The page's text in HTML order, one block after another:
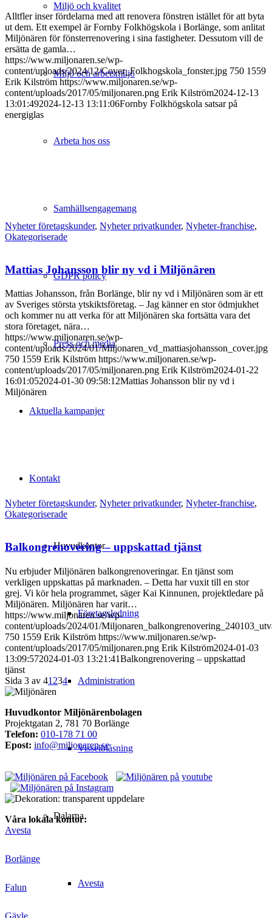
Miljö och kvalitet
Miljö och arbetsmiljö
Arbeta hos oss
Samhällsengagemang
GDPR policy
Press och media
Aktuella kampanjer
Kontakt
Huvudkontor
Företagsledning
Administration
Visselblåsning
Dalarna
Avesta
Alltfler inser fördelarna med att renovera fönstren istället för att byta
ut dem. Ett exempel är Fornby Folkhögskola i Borlänge, som anlitat
Miljönären för fönsterrenovering i sina fastigheter. Dessutom vill de
ersätta de gamla…
https://www.miljonaren.se/wp-
content/uploads/2024/12/Cover_Folkhogskola_fonster.jpg 750 1559
Erik Kilström https://www.miljonaren.se/wp-
content/uploads/2017/05/miljonaren.png Erik Kilström2024-12-13
13:01:492024-12-13 13:11:06Fornby Folkhögskola satsar på
energiglas
Nyheter företagskunder, Nyheter privatkunder, Nyheter-franchise,
Okategoriserade
Mattias Johansson blir ny vd i Miljönären
Mattias Johansson, från Borlänge, blir ny vd i Miljönären som är ett
av Sveriges största ytskiktsföretag. – Jag känner en stor ödmjukhet
och kommer nu att verka för att Miljönären ska fortsätta vara det
stora företaget, nära…
https://www.miljonaren.se/wp-
content/uploads/2024/01/Miljonaren_vd_mattiasjohansson_cover.jpg
750 1559 Erik Kilström https://www.miljonaren.se/wp-
content/uploads/2017/05/miljonaren.png Erik Kilström2024-01-22
16:01:052024-01-30 09:58:12Mattias Johansson blir ny vd i
Miljönären
Nyheter företagskunder, Nyheter privatkunder, Nyheter-franchise,
Okategoriserade
Balkongrenovering – uppskattad tjänst
Nu erbjuder Miljönären balkongrenoveringar. En tjänst som
verkligen uppskattas på marknaden. – Detta har vuxit till en stor
grej. Vi kör hela programmet, säger Kai Kinnunen, projektledare på
Miljönären. Miljönären har varit…
https://www.miljonaren.se/wp-
content/uploads/2024/01/
750 1559 Erik Kilström https://www.miljonaren.se/wp-
content/uploads/2017/05/miljonaren.png Erik Kilström2024-01-03
13:09:572024-01-03 13:21:41Balkongrenovering – uppskattad
tjänst
Sida 3 av 41 234
Huvudkontor Miljönärenbolagen
Projektgatan 2, 781 70 Borlänge
Telefon: 010-178 71 00
Epost: info@miljonaren.se
Våra lokala kontor:
Avesta
Borlänge
Falun